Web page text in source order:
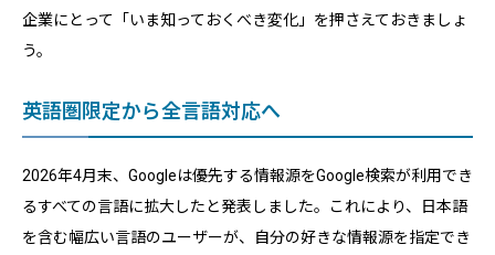
企業にとって「いま知っておくべき変化」を押さえておきましょ
う。
英語圏限定から全言語対応へ
2026年4月末、Googleは優先する情報源をGoogle検索が利用でき
るすべての言語に拡大したと発表しました。これにより、日本語
を含む幅広い言語のユーザーが、自分の好きな情報源を指定でき